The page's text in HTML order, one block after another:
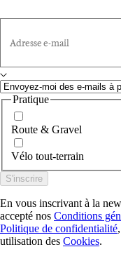
Adresse e-mail
Pratique
Route & Gravel
Vélo tout-terrain
S'inscrire
En vous inscrivant à la
accepté nos Conditions
Politique de confidentialité
utilisation des Cookies.